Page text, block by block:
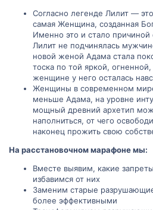
Согласно легенде Лилит —
самая Женщина, созданная
Именно это и стало причиной
Лилит не подчинялась
новой женой Адама стала
тоска по той яркой,
женщине у него осталась
Женщины в современном
меньше Адама, на уровне
мощный древний архетип
наполниться, от чего
наконец прожить свою
На расстановочном марафоне мы:
Вместе выявим, какие
избавимся от них
Заменим старые
более эффективными